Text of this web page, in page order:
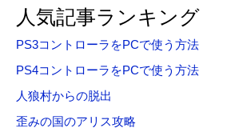
象
:
人気記事ランキング
PS3コントローラをPCで使う方法
PS4コントローラをPCで使う方法
人狼村からの脱出
歪みの国のアリス攻略